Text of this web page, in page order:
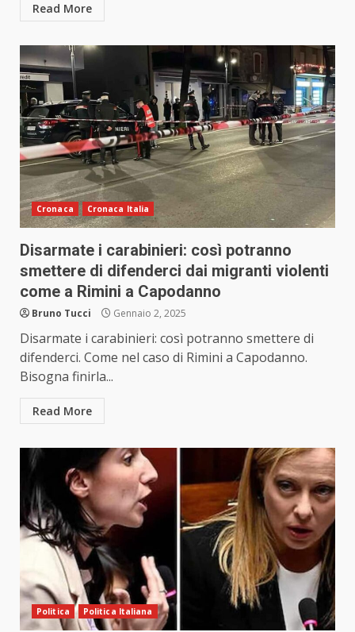
Read More
Cronaca Cronaca Italia
Disarmate i carabinieri: così potranno
smettere di difenderci dai migranti violenti
come a Rimini a Capodanno
Bruno Tucci Gennaio 2, 2025
Disarmate i carabinieri: così potranno smettere di
difenderci. Come nel caso di Rimini a Capodanno.
Bisogna finirla...
Read More
Politica Politica Italiana